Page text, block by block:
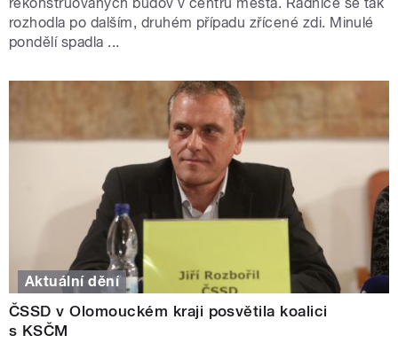
rozhodla po dalším, druhém případu zřícené zdi. Minulé
pondělí spadla ...
Aktuální dění
ČSSD v Olomouckém kraji posvětila koalici
s KSČM